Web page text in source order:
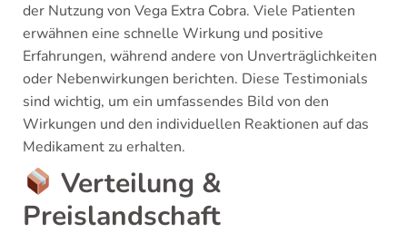
der Nutzung von Vega Extra Cobra. Viele Patienten
erwähnen eine schnelle Wirkung und positive
Erfahrungen, während andere von Unverträglichkeiten
oder Nebenwirkungen berichten. Diese Testimonials
sind wichtig, um ein umfassendes Bild von den
Wirkungen und den individuellen Reaktionen auf das
Medikament zu erhalten.
Verteilung &
Preislandschaft